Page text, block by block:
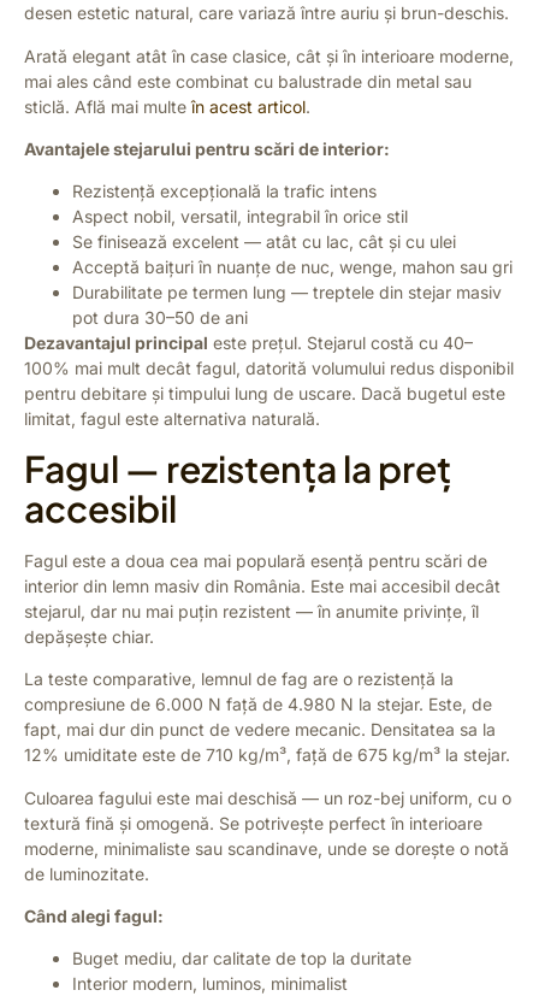
desen estetic natural, care variază între auriu și brun-deschis.
Arată elegant atât în case clasice, cât și în interioare moderne,
mai ales când este combinat cu balustrade din metal sau
sticlă. Află mai multeîn acest articol.
Avantajele stejarului pentru scări de interior:
Rezistență excepțională la trafic intens
Aspect nobil, versatil, integrabil în orice stil
Se finisează excelent — atât cu lac, cât și cu ulei
Acceptă baițuri în nuanțe de nuc, wenge, mahon sau gri
Durabilitate pe termen lung — treptele din stejar masiv
pot dura 30–50 de ani
Dezavantajul principal este prețul. Stejarul costă cu 40–
100% mai mult decât fagul, datorită volumului redus disponibil
pentru debitare și timpului lung de uscare. Dacă bugetul este
limitat, fagul este alternativa naturală.
Fagul — rezistența la preț
accesibil
Fagul este a doua cea mai populară esență pentru scări de
interior din lemn masiv din România. Este mai accesibil decât
stejarul, dar nu mai puțin rezistent — în anumite privințe, îl
depășește chiar.
La teste comparative, lemnul de fag are o rezistență la
compresiune de 6.000 N față de 4.980 N la stejar. Este, de
fapt, mai dur din punct de vedere mecanic. Densitatea sa la
12% umiditate este de 710 kg/m³, față de 675 kg/m³ la stejar.
Culoarea fagului este mai deschisă — un roz-bej uniform, cu o
textură fină și omogenă. Se potrivește perfect în interioare
moderne, minimaliste sau scandinave, unde se dorește o notă
de luminozitate.
Când alegi fagul:
Buget mediu, dar calitate de top la duritate
Interior modern, luminos, minimalist